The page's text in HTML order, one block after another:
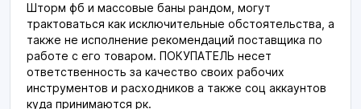
Шторм фб и массовые баны рандом, могут
трактоваться как исключительные обстоятельства, а
также не исполнение рекомендаций поставщика по
работе с его товаром. ПОКУПАТЕЛЬ несет
ответственность за качество своих рабочих
инструментов и расходников а также соц аккаунтов
куда принимаются рк.